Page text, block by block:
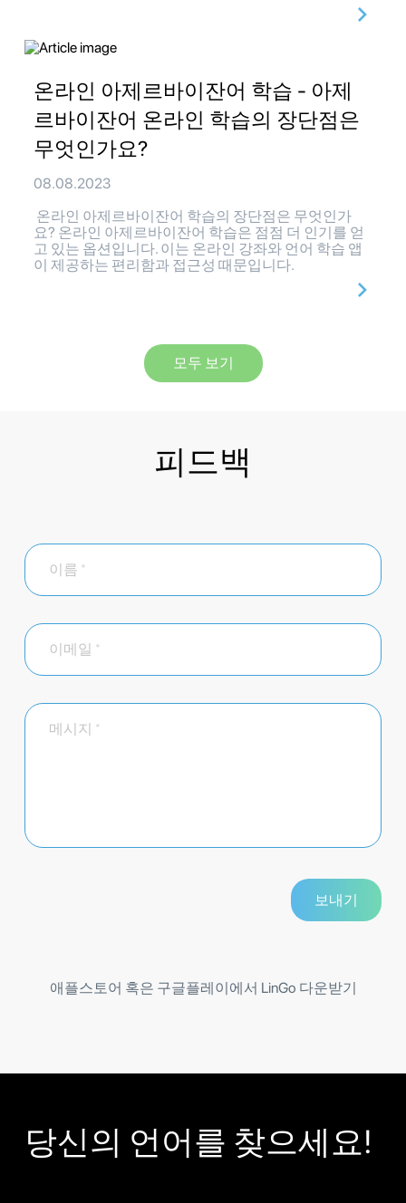
온라인 아제르바이잔어 학습 - 아제
르바이잔어 온라인 학습의 장단점은
무엇인가요?
08.08.2023
온라인 아제르바이잔어 학습의 장단점은 무엇인가
요? 온라인 아제르바이잔어 학습은 점점 더 인기를 얻
고 있는 옵션입니다. 이는 온라인 강좌와 언어 학습 앱
이 제공하는 편리함과 접근성 때문입니다.
모두 보기
피드백
애플스토어 혹은 구글플레이에서 LinGo 다운받기
당신의 언어를 찾으세요!